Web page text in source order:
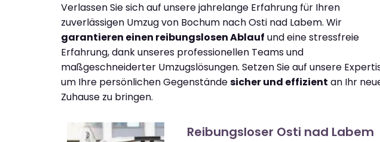
Verlassen Sie sich auf unsere jahrelange Erfahrung für Ihren
zuverlässigen Umzug von Bochum nach Osti nad Labem. Wir
garantieren einen reibungslosen Ablauf und eine stressfreie
Erfahrung, dank unseres professionellen Teams und
maßgeschneiderter Umzugslösungen. Setzen Sie auf unsere
um Ihre persönlichen Gegenständesicher und effizient an Ihr
Zuhause zu bringen.
Reibungsloser Osti nad Labem